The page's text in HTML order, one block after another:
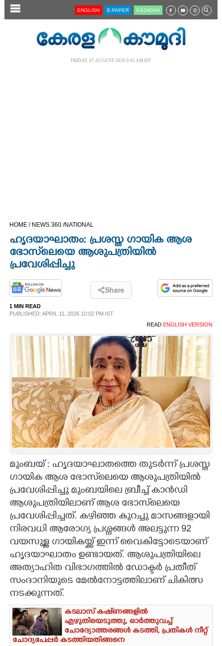
SECTIONS
OPINION
PHOTOS
LIFESTYLE
SPIRITUAL
ART
ASTRO
CARTOONS
LITERATURE
ZOOM
CONTACT US
ENGLISH E-PAPER KĀZHCHA
FRIDAY, 07 AUGUST 2026 9.45 AM IST
HOME / NEWS 360 /NATIONAL
ഹൃദയാഘാതം: പ്രശസ്ത ഗായിക ആശ
ഭോസ്‌ലെയെ ആശുപത്രിയിൽ
പ്രവേശിപ്പിച്ചു
Share
1 MIN READ
PUBLISHED: APRIL 11, 2026 10:02 PM IST
READ ENGLISH VERSION
മുംബയ് : ഹൃദയാഘാതത്തെ തുടർന്ന് പ്രശസ്ത
ഗായിക ആശ ഭോസ്‌ലെയെ ആശുപത്രിയിൽ
പ്രവേശിപ്പിച്ചു മുംബയിലെ ബ്രീച്ച് കാൻഡി
ആശുപത്രിയിലാണ് ആശ ഭോസ്‌ലെയെ
പ്രവേശിപ്പിച്ചത്. കഴിഞ്ഞ കുറച്ചു മാസങ്ങളായി
നിരവധി ആരോഗ്യ പ്രശ്നങ്ങൾ അലട്ടുന്ന 92
വയസുള്ള ഗായികയ്ക്ക് ഇന്ന് വൈകിട്ടോടെയാണ്
ഹൃദയാഘാതം ഉണ്ടായത്. ആശുപത്രിയിലെ
അത്യാഹിത വിഭാഗത്തിൽ ഡോക്ടർ പ്രതീത്
സംദാനിയുടെ മേൽനോട്ടത്തിലാണ് ചികിത്സ
നടക്കുന്നത്.
കടലാസ് കഷ്‌ണങ്ങളിൽ
എഴുതിയെടുത്തു, ഓർത്തുവച്ച്
ചോദ്യോത്തരങ്ങൾ കടത്തി, പ്രതികൾ നീറ്റ്
ചോദ്യപേപ്പർ കടത്തിയതിങ്ങനെ